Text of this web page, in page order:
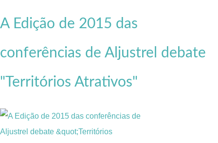
A Edição de 2015 das
conferências de Aljustrel debate
"Territórios Atrativos"